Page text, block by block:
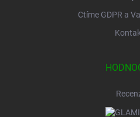
Ctíme GDPR a